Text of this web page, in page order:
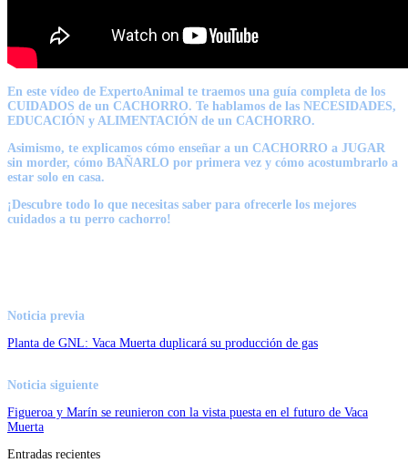
En este vídeo de ExpertoAnimal te traemos una guía completa de los
CUIDADOS de un CACHORRO. Te hablamos de las NECESIDADES,
EDUCACIÓN y ALIMENTACIÓN de un CACHORRO.
Asimismo, te explicamos cómo enseñar a un CACHORRO a JUGAR
sin morder, cómo BAÑARLO por primera vez y cómo acostumbrarlo a
estar solo en casa.
¡Descubre todo lo que necesitas saber para ofrecerle los mejores
cuidados a tu perro cachorro!
Noticia previa
Planta de GNL: Vaca Muerta duplicará su producción de gas
Noticia siguiente
Figueroa y Marín se reunieron con la vista puesta en el futuro de Vaca
Muerta
Entradas recientes